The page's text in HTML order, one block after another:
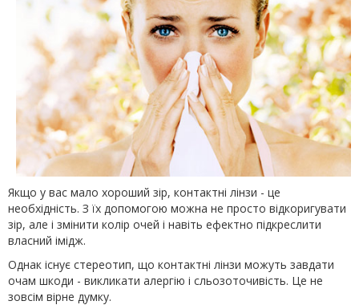
Якщо у вас мало хороший зір, контактні лінзи - це
необхідність. З їх допомогою можна не просто відкоригувати
зір, але і змінити колір очей і навіть ефектно підкреслити
власний імідж.
Однак існує стереотип, що контактні лінзи можуть завдати
очам шкоди - викликати алергію і сльозоточивість. Це не
зовсім вірне думку.